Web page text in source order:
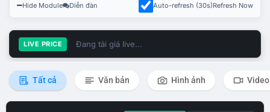
Hide Module Diễn đàn Auto-refresh (30s)Refresh Now
LIVE PRICE Đang tải giá live...
Tất cả Văn bản Hình ảnh Video